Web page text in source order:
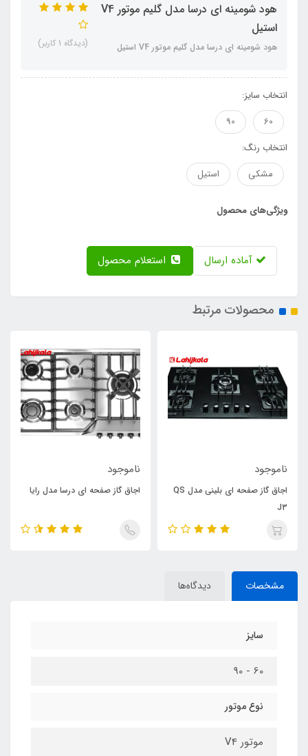
هود شومینه ای درسا مدل گليم موتور V4
استيل
هود شومینه ای درسا مدل گليم موتور V4 استيل (دیدگاه 1 کاربر)
انتخاب سایز:
60
90
انتخاب رنگ:
مشکی
استیل
ویژگی‌های محصول
آماده ارسال
محصولات مرتبط
ناموجود
اجاق گاز صفحه ای بلینی مدل QS
J3
ناموجود
اجاق گاز صفحه ای درسا مدل رایا
مشخصات دیدگاه‌ها
سایز
60 - 90
نوع موتور
موتور V4